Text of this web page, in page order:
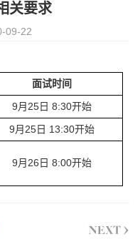
关要求
09-22
面试时间
9月 25日 8:30开始
9月 25日 13:30开始
9月 26 日 8:00开始
NEXT >